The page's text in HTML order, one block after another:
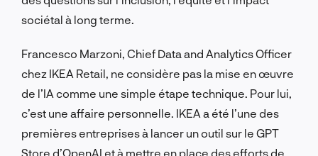
sociétal à long terme.
Francesco Marzoni, Chief Data and Analytics Officer
chez IKEA Retail, ne considère pas la mise en œuvre
de l’IA comme une simple étape technique. Pour lui,
c’est une affaire personnelle. IKEA a été l’une des
premières entreprises à lancer un outil sur le GPT
Store d’OpenAI et à mettre en place des efforts de